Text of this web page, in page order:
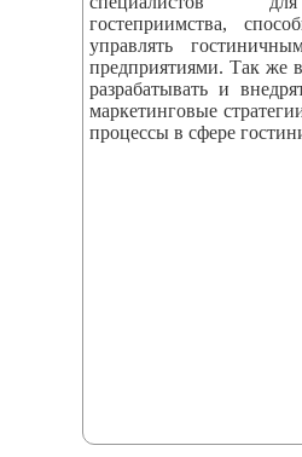
гостеприимства,
управлять
предприятиями. Так же
разрабатывать и
маркетинговые
процессы в сфере